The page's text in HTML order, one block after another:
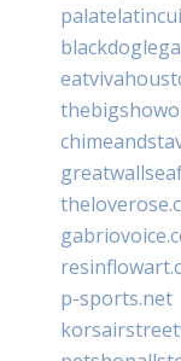
p-sports.net